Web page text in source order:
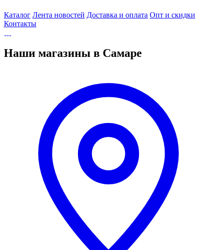
Каталог Лента новостей Доставка и оплата Опт и скидки
Контакты
Наши магазины в Самаре